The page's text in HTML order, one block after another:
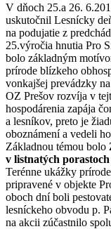
V dňoch 25.a 26.
uskutočnil Lesnícky
na podujatie z
25.výročia hnutia Pro
bolo základným
prírode blízkeho
vonkajšej prevádzky
OZ Prešov rozvíja v
hospodárenia zapája
a lesníkov, preto je
oboznámení a vedeli
Základnou témou bolo
v listnatých
Terénne ukážky
pripravené v objekte
oboch dní boli
lesníckeho obvodu p.
na akcii zúčastnilo